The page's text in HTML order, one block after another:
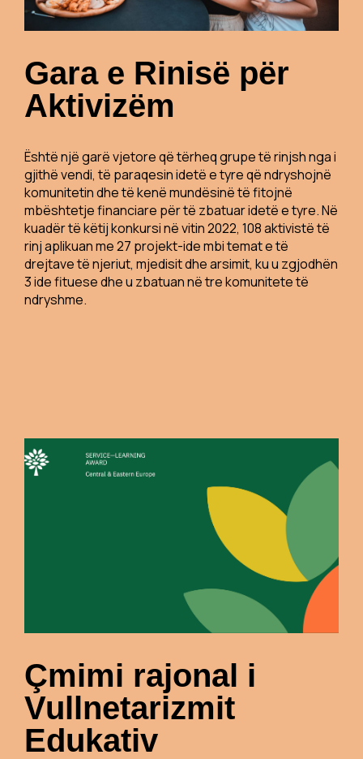
Gara e Rinisë për
Aktivizëm
Është një garë vjetore që tërheq grupe të rinjsh nga i
gjithë vendi, të paraqesin idetë e tyre që ndryshojnë
komunitetin dhe të kenë mundësinë të fitojnë
mbështetje financiare për të zbatuar idetë e tyre. Në
kuadër të këtij konkursi në vitin 2022, 108 aktivistë të
rinj aplikuan me 27 projekt-ide mbi temat e të
drejtave të njeriut, mjedisit dhe arsimit, ku u zgjodhën
3 ide fituese dhe u zbatuan në tre komunitete të
ndryshme.
Çmimi rajonal i
Vullnetarizmit
Edukativ